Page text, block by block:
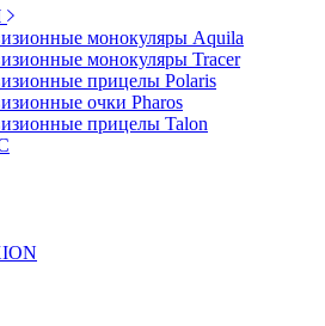
монокуляры Aquila
монокуляры Tracer
прицелы Polaris
очки Pharos
прицелы Talon